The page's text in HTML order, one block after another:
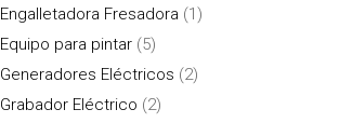
Engalletadora Fresadora (1)
Equipo para pintar (5)
Generadores Eléctricos (2)
Grabador Eléctrico (2)